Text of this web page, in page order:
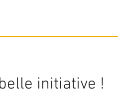
initiative !